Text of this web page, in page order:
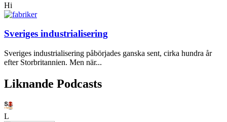
Hi
Sveriges industrialisering
Sveriges industrialisering påbörjades ganska sent, cirka hundra år
efter Storbritannien. Men när...
Liknande Podcasts
L